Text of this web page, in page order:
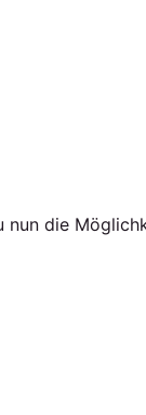
nun die